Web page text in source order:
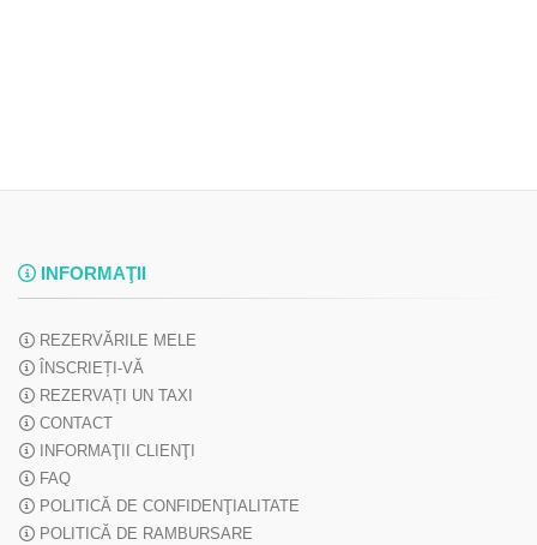
INFORMAŢII
REZERVĂRILE MELE
ÎNSCRIEȚI-VĂ
REZERVAȚI UN TAXI
CONTACT
INFORMAŢII CLIENŢI
FAQ
POLITICĂ DE CONFIDENŢIALITATE
POLITICĂ DE RAMBURSARE